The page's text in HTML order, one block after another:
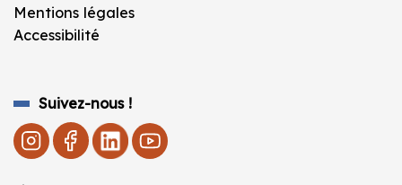
Mentions légales
Accessibilité
Suivez-nous !